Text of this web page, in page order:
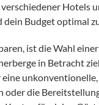
dein Budget optimal
ist die Wahl
in Betracht
oder die